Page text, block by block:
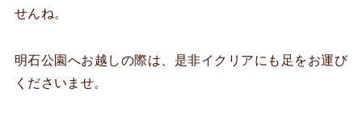
せんね。
明石公園へお越しの際は、是非イクリアにも足をお運び
くださいませ。